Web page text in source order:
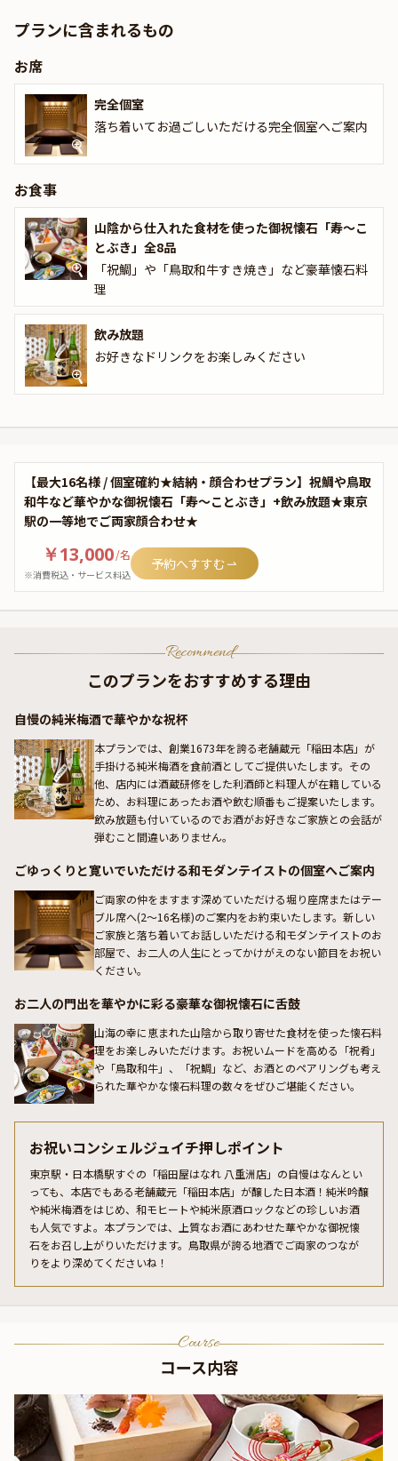
自慢の純米梅酒『百花の魁』をご提供いたします。その他、お祝い
緊張しがちなご両家の顔合わせの際も話が弾む、美しい御祝懐石料
理と丁寧に醸した日本酒をぜひご堪能ください。
プランに含まれるもの
お席
完全個室
落ち着いてお過ごしいただける完全個室へご案内
お食事
山陰から仕入れた食材を使った御祝懐石「寿～こ
とぶき」全8品
「祝鯛」や「鳥取和牛すき焼き」など豪華懐石料
理
飲み放題
お好きなドリンクをお楽しみください
【最大16名様 / 個室確約★結納・顔合わせプラン】祝鯛や鳥取
和牛など華やかな御祝懐石「寿～ことぶき」+飲み放題★東京
駅の一等地でご両家顔合わせ★
￥13,000/名
※消費税込・サービス料込
予約へすすむ
Recommend
このプランをおすすめする理由
自慢の純米梅酒で華やかな祝杯
本プランでは、創業1673年を誇る老舗蔵元「稲田本店」が
手掛ける純米梅酒を食前酒としてご提供いたします。その
他、店内には酒蔵研修をした利酒師と料理人が在籍している
ため、お料理にあったお酒や飲む順番もご提案いたします。
飲み放題も付いているのでお酒がお好きなご家族との会話が
弾むこと間違いありません。
ごゆっくりと寛いでいただける和モダンテイストの個室へご案内
ご両家の仲をますます深めていただける堀り座席またはテー
ブル席へ(2～16名様)のご案内をお約束いたします。新しい
ご家族と落ち着いてお話しいただける和モダンテイストのお
部屋で、お二人の人生にとってかけがえのない節目をお祝い
ください。
お二人の門出を華やかに彩る豪華な御祝懐石に舌鼓
山海の幸に恵まれた山陰から取り寄せた食材を使った懐石料
理をお楽しみいただけます。お祝いムードを高める「祝肴」
や「鳥取和牛」、「祝鯛」など、お酒とのペアリングも考え
られた華やかな懐石料理の数々をぜひご堪能ください。
お祝いコンシェルジュイチ押しポイント
東京駅・日本橋駅すぐの「稲田屋はなれ 八重洲店」の自慢はなんとい
っても、本店でもある老舗蔵元「稲田本店」が醸した日本酒！純米吟醸
や純米梅酒をはじめ、和モヒートや純米原酒ロックなどの珍しいお酒
も人気ですよ。本プランでは、上質なお酒にあわせた華やかな御祝懐
石をお召し上がりいただけます。鳥取県が誇る地酒でご両家のつなが
りをより深めてくださいね！
Course
コース内容